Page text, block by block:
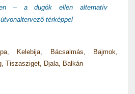
– a dugók ellen alternatív
térképpel
Kelebija, Bácsalmás, Bajmok,
Tiszasziget, Djala, Balkán